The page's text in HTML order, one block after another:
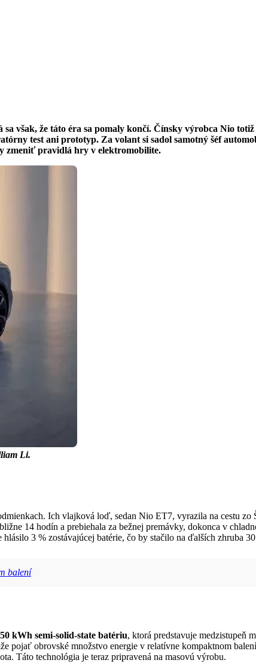
však, že táto éra sa pomaly končí. Čínsky výrobca Nio
test ani prototyp. Za volant si sadol samotný šéf
zmeniť pravidlá hry v elektromobilite.
Li.
Ich vlajková loď, sedan Nio ET7, vyrazila na cestu zo
14 hodín a prebiehala za bežnej premávky, dokonca v
hlásilo 3 % zostávajúcej batérie, čo by stačilo na ďalších zhruba
balení
kWh semi-solid-state batériu, ktorá predstavuje medzistupeň
obrovské množstvo energie v relatívne kompaktnom
Táto technológia je teraz pripravená na masovú výrobu.